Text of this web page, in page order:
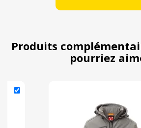
Produits
pourriez